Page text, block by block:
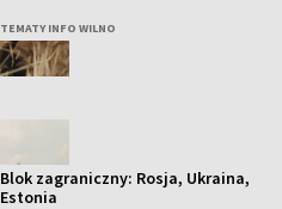
TEMATY INFO WILNO
Blok zagraniczny: Rosja, Ukraina,
Estonia